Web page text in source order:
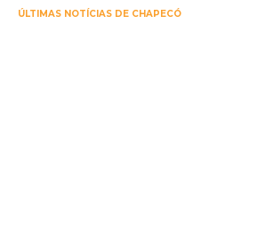
ÚLTIMAS NOTÍCIAS DE CHAPECÓ